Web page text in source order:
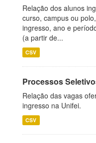
Relação dos alunos
curso, campus ou
ingresso, ano e
(a partir de...
CSV
Processos
Relação das vagas
ingresso na Unifei.
CSV